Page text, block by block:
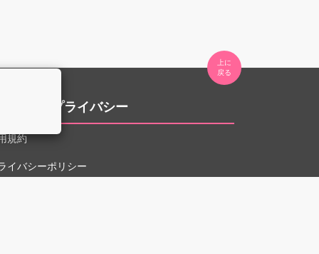
上に
規約とプライバシー
規約
イバシーポリシー